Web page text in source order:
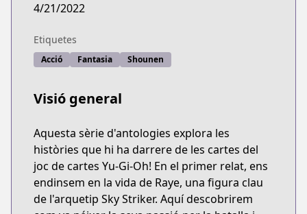
4/21/2022
Etiquetes
Acció Fantasia Shounen
Visió general
Aquesta sèrie d'antologies explora les
històries que hi ha darrere de les cartes del
joc de cartes Yu-Gi-Oh! En el primer relat, ens
endinsem en la vida de Raye, una figura clau
de l'arquetip Sky Striker. Aquí descobrirem